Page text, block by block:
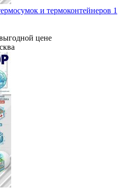
и термоконтейнеров 1
цене